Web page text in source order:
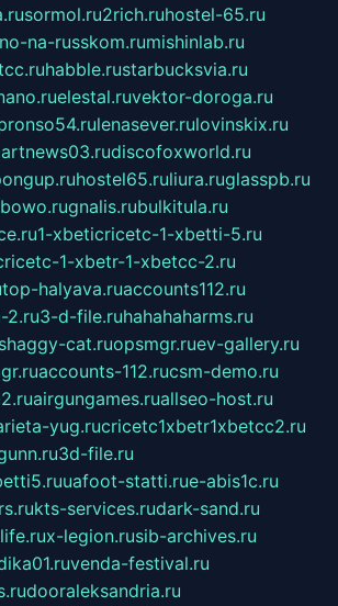
sormol.ru2rich.ruhostel-65.ru
na-russkom.rumishinlab.ru
habble.rustarbucksvia.ru
elestal.ruvektor-doroga.ru
lenasever.rulovinskix.ru
discofoxworld.ru
hostel65.ruliura.ruglasspb.ru
gnalis.rubulkitula.ru
1-xbeticricetc-1-xbetti-5.ru
1-xbetr-1-xbetcc-2.ru
top-halyava.ruaccounts112.ru
2.ru3-d-file.ruhahahaharms.ru
shaggy-cat.ruopsmgr.ruev-gallery.ru
accounts-112.rucsm-demo.ru
airgungames.ruallseo-host.ru
yug.rucricetc1xbetr1xbetcc2.ru
3d-file.ru
uafoot-statti.rue-abis1c.ru
kts-services.rudark-sand.ru
x-legion.rusib-archives.ru
venda-festival.ru
dooraleksandria.ru